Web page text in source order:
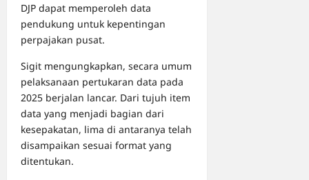
DJP dapat memperoleh data
pendukung untuk kepentingan
perpajakan pusat.
Sigit mengungkapkan, secara umum
pelaksanaan pertukaran data pada
2025 berjalan lancar. Dari tujuh item
data yang menjadi bagian dari
kesepakatan, lima di antaranya telah
disampaikan sesuai format yang
ditentukan.